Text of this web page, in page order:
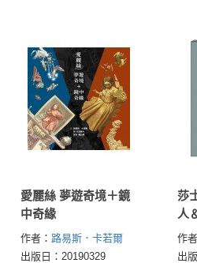
愛麗絲 夢遊奇境＋鏡
中奇緣
作者： 路易斯．卡若爾
(Lewis Carroll)
出版日：20190329
莎
人
作者
出